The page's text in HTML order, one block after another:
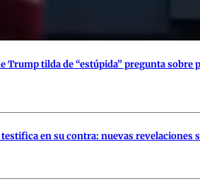
Trump tilda de “estúpida” pregunta sobre
en su contra: nuevas revelaciones